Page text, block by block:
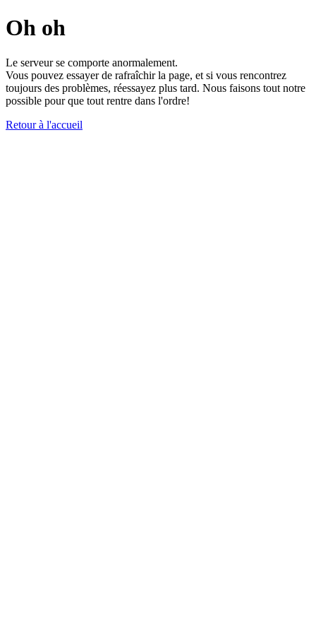
Oh oh
Le serveur se comporte anormalement.
Vous pouvez essayer de rafraîchir la page, et si vous rencontrez
toujours des problèmes, réessayez plus tard. Nous faisons tout notre
possible pour que tout rentre dans l'ordre!
Retour à l'accueil